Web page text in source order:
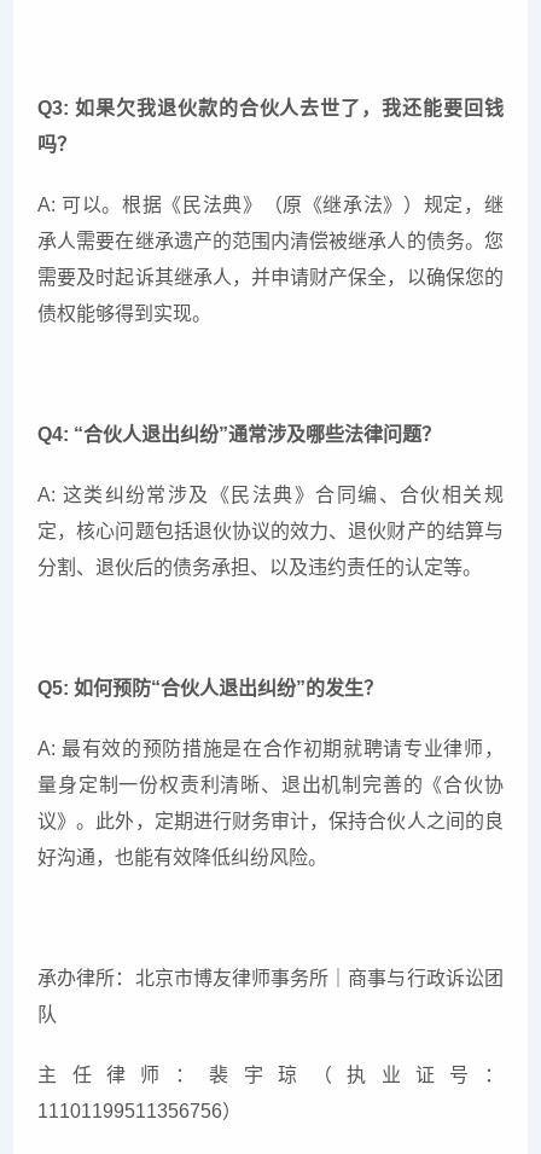
Q3: 如果欠我退伙款的合伙人去世了，我还能要回钱
吗？
A: 可以。根据《民法典》（原《继承法》）规定，继
承人需要在继承遗产的范围内清偿被继承人的债务。您
需要及时起诉其继承人，并申请财产保全，以确保您的
债权能够得到实现。
Q4: “合伙人退出纠纷”通常涉及哪些法律问题？
A: 这类纠纷常涉及《民法典》合同编、合伙相关规
定，核心问题包括退伙协议的效力、退伙财产的结算与
分割、退伙后的债务承担、以及违约责任的认定等。
Q5: 如何预防“合伙人退出纠纷”的发生？
A: 最有效的预防措施是在合作初期就聘请专业律师，
量身定制一份权责利清晰、退出机制完善的《合伙协
议》。此外，定期进行财务审计，保持合伙人之间的良
好沟通，也能有效降低纠纷风险。
承办律所：北京市博友律师事务所｜商事与行政诉讼团
队
主任律师：裴宇琼（执业证号：
11101199511356756）